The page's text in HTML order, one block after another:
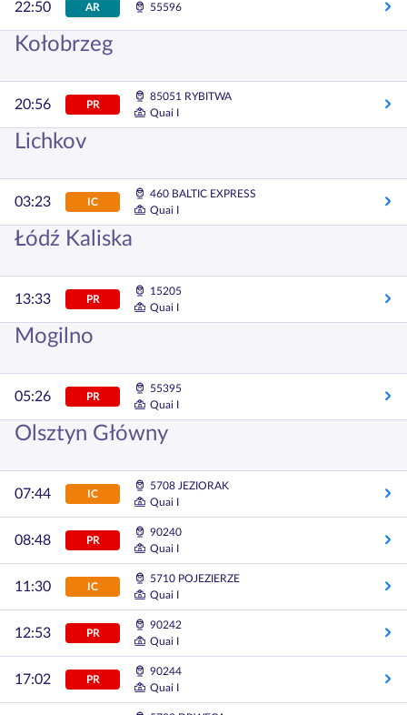
22:50 AR 55596
Kołobrzeg
20:56 PR
85051 RYBITWA
Quai I
Lichkov
03:23 IC
460 BALTIC EXPRESS
Quai I
Łódź Kaliska
13:33 PR
15205
Quai I
Mogilno
05:26 PR
55395
Quai I
Olsztyn Główny
07:44 IC
5708 JEZIORAK
Quai I
08:48 PR
90240
Quai I
11:30 IC
5710 POJEZIERZE
Quai I
12:53 PR
90242
Quai I
17:02 PR
90244
Quai I